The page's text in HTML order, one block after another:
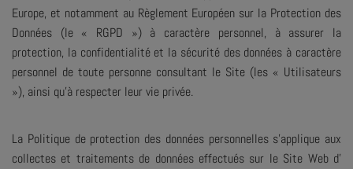
Europe, et notamment au Règlement Européen sur la Protection des
Données (le « RGPD ») à caractère personnel, à assurer la
protection, la confidentialité et la sécurité des données à caractère
personnel de toute personne consultant le Site (les « Utilisateurs
»), ainsi qu’à respecter leur vie privée.
La Politique de protection des données personnelles s'applique aux
collectes et traitements de données effectués sur le Site Web d’